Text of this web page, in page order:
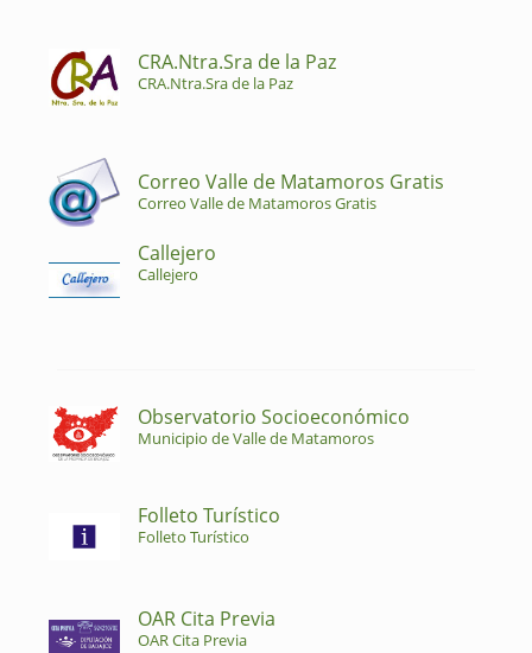
CRA.Ntra.Sra de la Paz
CRA.Ntra.Sra de la Paz
Correo Valle de Matamoros Gratis
Correo Valle de Matamoros Gratis
Callejero
Callejero
Observatorio Socioeconómico
Municipio de Valle de Matamoros
Folleto Turístico
Folleto Turístico
OAR Cita Previa
OAR Cita Previa